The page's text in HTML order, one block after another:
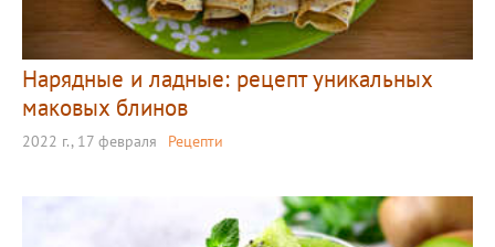
Нарядные и ладные: рецепт уникальных
маковых блинов
2022 г., 17 февраля Рецепти